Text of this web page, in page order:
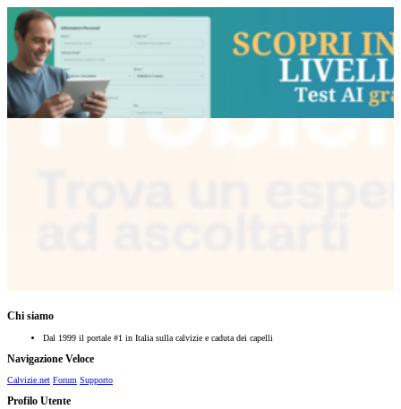
Chi siamo
Dal 1999 il portale #1 in Italia sulla calvizie e caduta dei capelli
Navigazione Veloce
Calvizie.net Forum Supporto
Profilo Utente